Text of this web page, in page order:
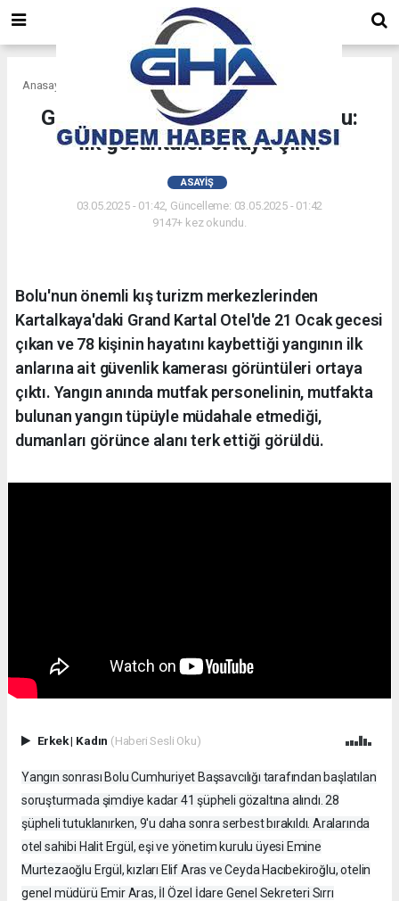
Anasayfa
Grill cihazı alev aldı, otel kül oldu:
İlk görüntüler ortaya çıktı
ASAYIŞ
03.05.2025 - 01:42, Güncelleme: 03.05.2025 - 01:42
9147+ kez okundu.
Bolu'nun önemli kış turizm merkezlerinden
Kartalkaya'daki Grand Kartal Otel'de 21 Ocak gecesi
çıkan ve 78 kişinin hayatını kaybettiği yangının ilk
anlarına ait güvenlik kamerası görüntüleri ortaya
çıktı. Yangın anında mutfak personelinin, mutfakta
bulunan yangın tüpüyle müdahale etmediği,
dumanları görünce alanı terk ettiği görüldü.
Erkek| Kadın (Haberi Sesli Oku)
Yangın sonrası Bolu Cumhuriyet Başsavcılığı tarafından başlatılan
soruşturmada şimdiye kadar 41 şüpheli gözaltına alındı. 28
şüpheli tutuklanırken, 9'u daha sonra serbest bırakıldı. Aralarında
otel sahibi Halit Ergül, eşi ve yönetim kurulu üyesi Emine
Murtezaoğlu Ergül, kızları Elif Aras ve Ceyda Hacıbekiroğlu, otelin
genel müdürü Emir Aras, İl Özel İdare Genel Sekreteri Sırrı